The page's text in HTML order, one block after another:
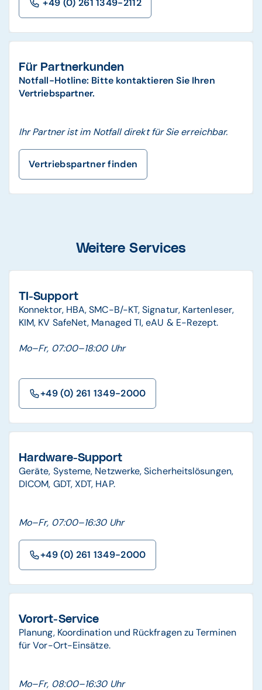
+49 (0) 261 1349-2112
Für Partnerkunden
Notfall-Hotline: Bitte kontaktieren Sie Ihren
Vertriebspartner.
Ihr Partner ist im Notfall direkt für Sie erreichbar.
Vertriebspartner finden
Weitere Services
TI-Support
Konnektor, HBA, SMC-B/-KT, Signatur, Kartenleser,
KIM, KV SafeNet, Managed TI, eAU & E-Rezept.
Mo–Fr, 07:00–18:00 Uhr
+49 (0) 261 1349-2000
Hardware-Support
Geräte, Systeme, Netzwerke, Sicherheitslösungen,
DICOM, GDT, XDT, HAP.
Mo–Fr, 07:00–16:30 Uhr
+49 (0) 261 1349-2000
Vorort-Service
Planung, Koordination und Rückfragen zu Terminen
für Vor-Ort-Einsätze.
Mo–Fr, 08:00–16:30 Uhr